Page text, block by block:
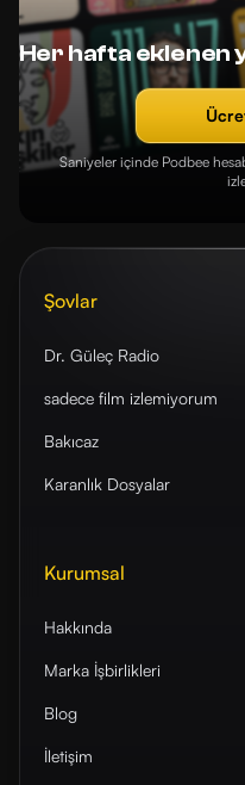
Her hafta eklenen
Saniyeler içinde Podbee
Şovlar
Dr. Güleç Radio
sadece film izlemiyorum
Bakıcaz
Karanlık Dosyalar
Kurumsal
Hakkında
Marka İşbirlikleri
Blog
İletişim